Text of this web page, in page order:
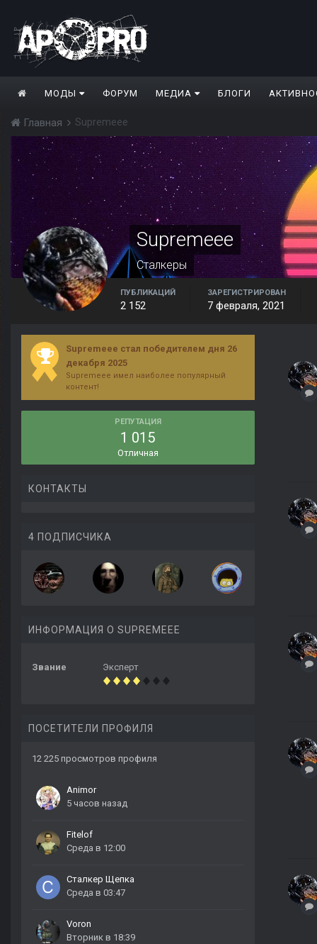
МОДЫ ФОРУМ МЕДИА БЛОГИ
Главная Supremeee
Supremeee
Сталкеры
ПУБЛИКАЦИЙ
2 152
ЗАРЕГИСТРИРОВАН
7 февраля, 2021
Supremeee стал победителем дня 26
декабря 2025
Supremeee имел наиболее популярный
контент!
РЕПУТАЦИЯ
1 015
Отличная
КОНТАКТЫ
4 ПОДПИСЧИКА
ИНФОРМАЦИЯ О SUPREMEEE
Звание Эксперт
ПОСЕТИТЕЛИ ПРОФИЛЯ
12 225 просмотров профиля
Animor
5 часов назад
Fitelof
Среда в 12:00
Сталкер Щепка
Среда в 03:47
Voron
Вторник в 18:39